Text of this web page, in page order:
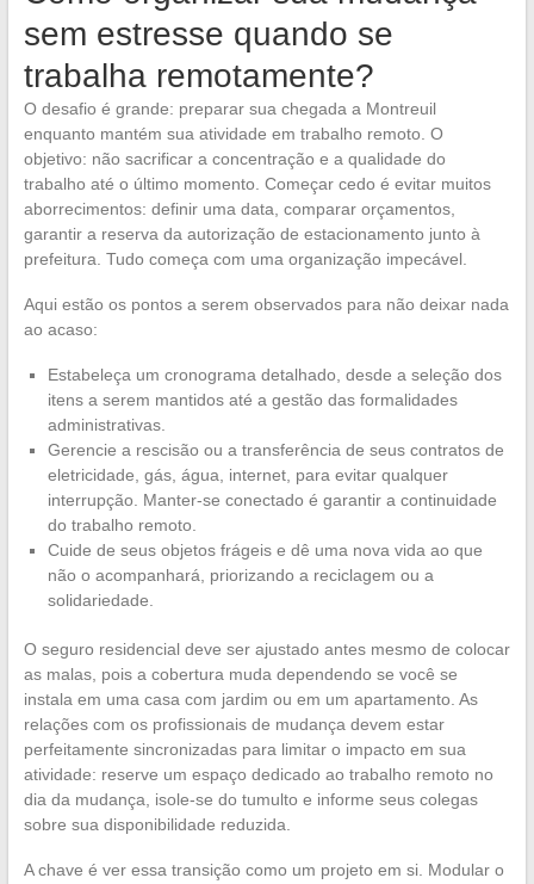
sem estresse quando se
trabalha remotamente?
O desafio é grande: preparar sua chegada a Montreuil
enquanto mantém sua atividade em trabalho remoto. O
objetivo: não sacrificar a concentração e a qualidade do
trabalho até o último momento. Começar cedo é evitar muitos
aborrecimentos: definir uma data, comparar orçamentos,
garantir a reserva da autorização de estacionamento junto à
prefeitura. Tudo começa com uma organização impecável.
Aqui estão os pontos a serem observados para não deixar nada
ao acaso:
Estabeleça um cronograma detalhado, desde a seleção dos
itens a serem mantidos até a gestão das formalidades
administrativas.
Gerencie a rescisão ou a transferência de seus contratos de
eletricidade, gás, água, internet, para evitar qualquer
interrupção. Manter-se conectado é garantir a continuidade
do trabalho remoto.
Cuide de seus objetos frágeis e dê uma nova vida ao que
não o acompanhará, priorizando a reciclagem ou a
solidariedade.
O seguro residencial deve ser ajustado antes mesmo de colocar
as malas, pois a cobertura muda dependendo se você se
instala em uma casa com jardim ou em um apartamento. As
relações com os profissionais de mudança devem estar
perfeitamente sincronizadas para limitar o impacto em sua
atividade: reserve um espaço dedicado ao trabalho remoto no
dia da mudança, isole-se do tumulto e informe seus colegas
sobre sua disponibilidade reduzida.
A chave é ver essa transição como um projeto em si. Modular o